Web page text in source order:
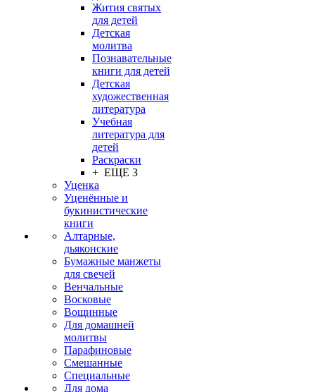
Жития святых
для детей
Детская
молитва
Познавательные
книги для детей
Детская
художественная
литература
Учебная
литература для
детей
Раскраски
+ ЕЩЕ 3
Уценка
Уценённые и
букинистические
книги
Алтарные,
дьяконские
Бумажные манжеты
для свечей
Венчальные
Восковые
Вощинные
Для домашней
молитвы
Парафиновые
Смешанные
Специальные
Для дома